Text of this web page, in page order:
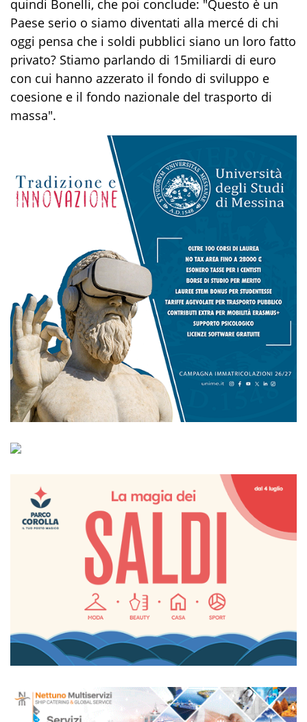
quindi Bonelli, che poi conclude: "Questo è un
Paese serio o siamo diventati alla mercé di chi
oggi pensa che i soldi pubblici siano un loro fatto
privato? Stiamo parlando di 15miliardi di euro
con cui hanno azzerato il fondo di sviluppo e
coesione e il fondo nazionale del trasporto di
massa".